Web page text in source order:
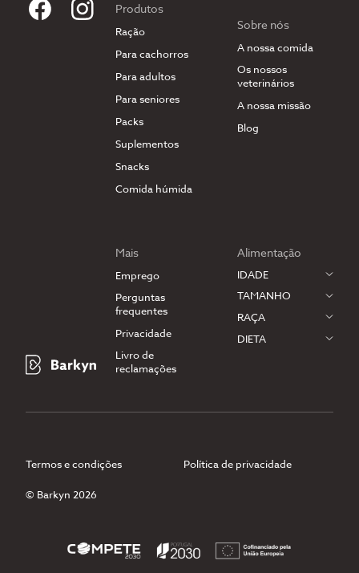
Produtos
Ração
Para cachorros
Para adultos
Para seniores
Packs
Suplementos
Snacks
Comida húmida
Sobre nós
A nossa comida
Os nossos
veterinários
A nossa missão
Blog
Mais
Emprego
Perguntas
frequentes
Privacidade
Livro de
reclamações
Alimentação
IDADE
TAMANHO
RAÇA
DIETA
Termos e condições Política de privacidade
© Barkyn 2026